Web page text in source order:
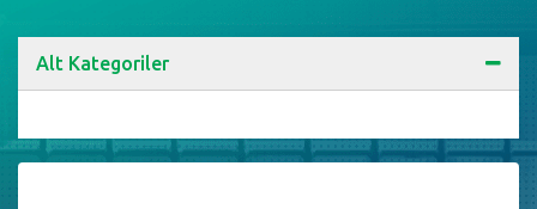
Alt Kategoriler